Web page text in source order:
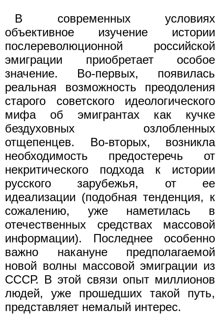
В современных условиях
объективное изучение истории
послереволюционной российской
эмиграции приобретает особое
значение. Во-первых, появилась
реальная возможность преодоления
старого советского идеологического
мифа об эмигрантах как кучке
бездуховных озлобленных
отщепенцев. Во-вторых, возникла
необходимость предостеречь от
некритического подхода к истории
русского зарубежья, от ее
идеализации (подобная тенденция, к
сожалению, уже наметилась в
отечественных средствах массовой
информации). Последнее особенно
важно накануне предполагаемой
новой волны массовой эмиграции из
СССР. В этой связи опыт миллионов
людей, уже прошедших такой путь,
представляет немалый интерес.